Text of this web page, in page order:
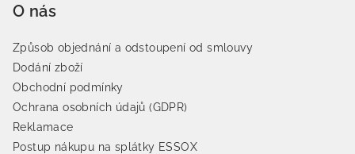
O nás
Způsob objednání a odstoupení od smlouvy
Dodání zboží
Obchodní podmínky
Ochrana osobních údajů (GDPR)
Reklamace
Postup nákupu na splátky ESSOX